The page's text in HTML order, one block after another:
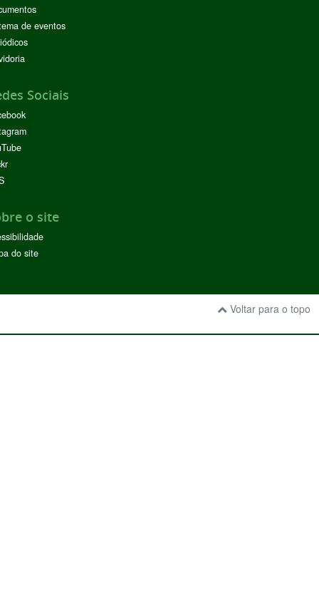
de eventos
Sociais
o site
do site
Voltar para o topo